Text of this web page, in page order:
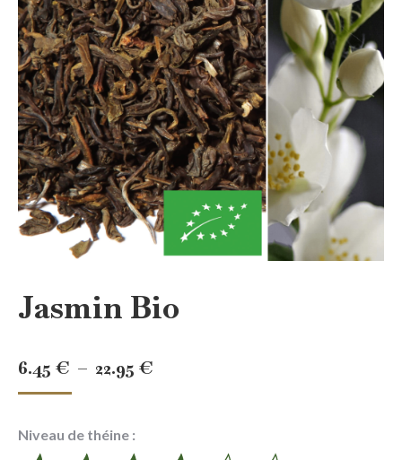
Jasmin Bio
6.45 € – 22.95 €
6.45 €
Niveau de théine :